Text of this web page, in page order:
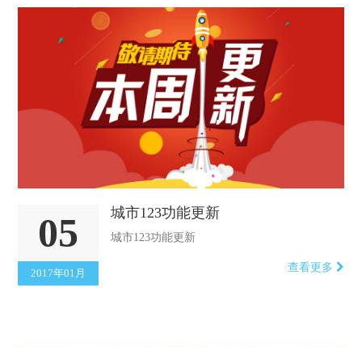
05
2017年01月
城市123功能更新
城市123功能更新
查看更多